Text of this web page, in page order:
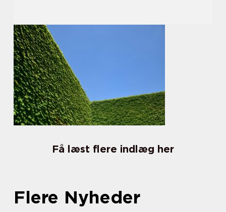
Få læst flere indlæg her
Flere Nyheder